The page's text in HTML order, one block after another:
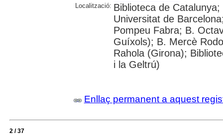
Localització: Biblioteca de
Universitat de
Pompeu Fabra; B.
Guíxols); B. Mercè
Rahola (Girona);
i la Geltrú)
Enllaç permanent a aquest
2 / 37